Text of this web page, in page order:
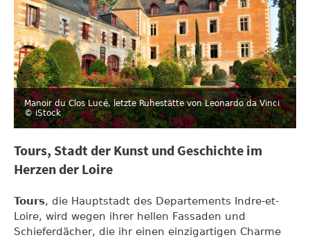
Manoir du Clos Lucé, letzte Ruhestätte von Leonardo da Vinci
© iStock
Tours, Stadt der Kunst und Geschichte im
Herzen der Loire
Tours, die Hauptstadt des Departements Indre-et-
Loire, wird wegen ihrer hellen Fassaden und
Schieferdächer, die ihr einen einzigartigen Charme